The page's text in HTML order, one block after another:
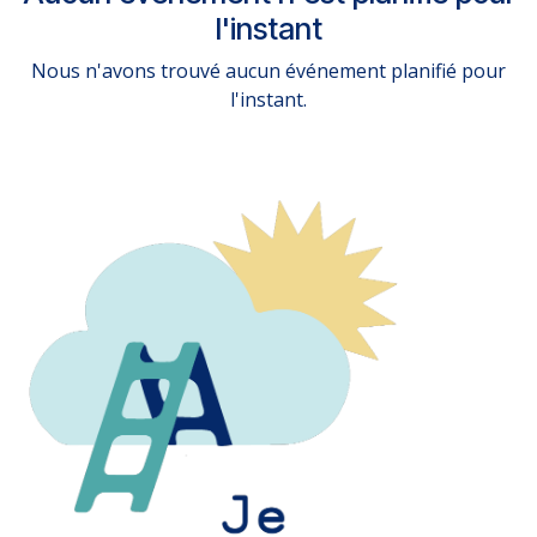
l'instant
Nous n'avons trouvé aucun événement planifié pour
l'instant.